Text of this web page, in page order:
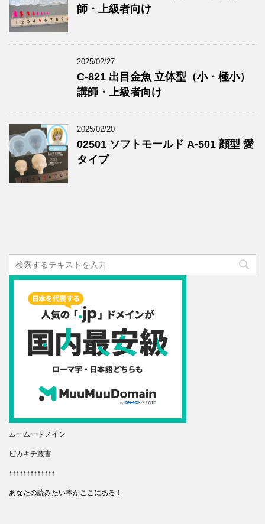
師・上級者向け
2025/02/27
C-821 出目金魚 立体型（小・極小）
講師・上級者向け
2025/02/20
02501 ソフトモールド A-501 顔型 愛
タイプ
ムームードメイン
ピカキチ叢書
↑↑↑↑↑↑↑↑↑↑↑↑↑
あなたの読みたい本がここにある！